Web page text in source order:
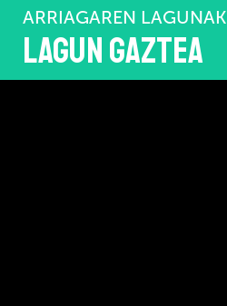
ARRIAGAREN LAGUNAK
LAGUN GAZTEA